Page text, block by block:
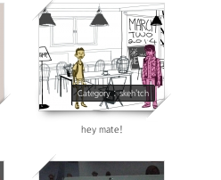
Category : skeh'tch
12098
hey mate!